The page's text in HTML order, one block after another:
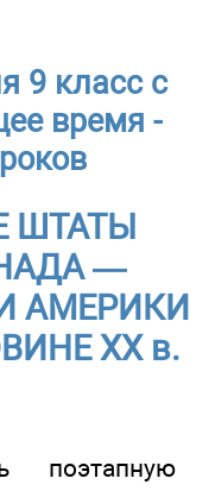
9 класс с
время -
ШТАТЫ
—
АМЕРИКИ
ХХ в.
поэтапную